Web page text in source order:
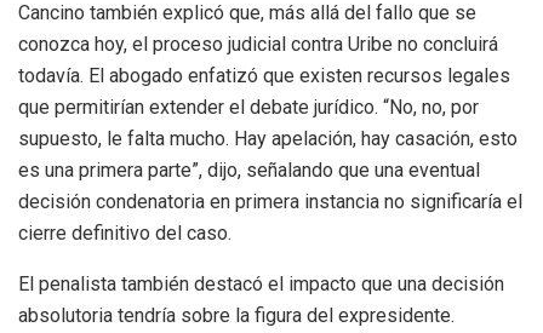
Cancino también explicó que, más allá del fallo que se
conozca hoy, el proceso judicial contra Uribe no concluirá
todavía. El abogado enfatizó que existen recursos legales
que permitirían extender el debate jurídico. “No, no, por
supuesto, le falta mucho. Hay apelación, hay casación, esto
es una primera parte”, dijo, señalando que una eventual
decisión condenatoria en primera instancia no significaría el
cierre definitivo del caso.
El penalista también destacó el impacto que una decisión
absolutoria tendría sobre la figura del expresidente.